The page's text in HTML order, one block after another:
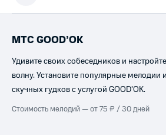
МТС GOOD’OK
Удивите своих собеседников и
волну. Установите популярные мелодии
скучных гудков с услугой GOOD’OK.
Стоимость мелодий — от 75 ₽ / 30 дней